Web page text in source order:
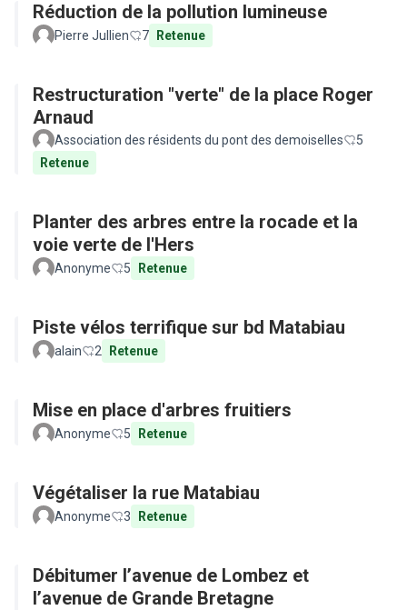
Réduction de la pollution lumineuse
Pierre Jullien 7 Retenue
Restructuration "verte" de la place Roger
Arnaud
Association des résidents du pont des demoiselles
5
Retenue
Planter des arbres entre la rocade et la
voie verte de l'Hers
Anonyme 5 Retenue
Piste vélos terrifique sur bd Matabiau
alain 2 Retenue
Mise en place d'arbres fruitiers
Anonyme 5 Retenue
Végétaliser la rue Matabiau
Anonyme 3 Retenue
Débitumer l’avenue de Lombez et
l’avenue de Grande Bretagne